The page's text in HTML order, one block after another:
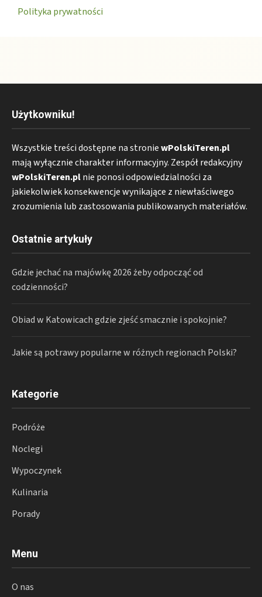
Polityka prywatności
Użytkowniku!
Wszystkie treści dostępne na stroniewPolskiTeren.pl
mają wyłącznie charakter informacyjny. Zespół redakcyjny
wPolskiTeren.plnie ponosi odpowiedzialności za
jakiekolwiek konsekwencje wynikające z niewłaściwego
zrozumienia lub zastosowania publikowanych materiałów.
Ostatnie artykuły
Gdzie jechać na majówkę 2026 żeby odpocząć od
codzienności?
Obiad w Katowicach gdzie zjeść smacznie i spokojnie?
Jakie są potrawy popularne w różnych regionach Polski?
Kategorie
Podróże
Noclegi
Wypoczynek
Kulinaria
Porady
Menu
O nas